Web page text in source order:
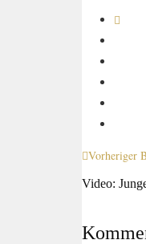
Vorheriger
Video: